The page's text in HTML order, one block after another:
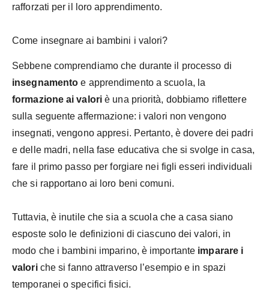
rafforzati per il loro apprendimento.
Come insegnare ai bambini i valori?
Sebbene comprendiamo che durante il processo di
insegnamento e apprendimento a scuola, la
formazione ai valori è una priorità, dobbiamo riflettere
sulla seguente affermazione: i valori non vengono
insegnati, vengono appresi. Pertanto, è dovere dei padri
e delle madri, nella fase educativa che si svolge in casa,
fare il primo passo per forgiare nei figli esseri individuali
che si rapportano ai loro beni comuni.
Tuttavia, è inutile che sia a scuola che a casa siano
esposte solo le definizioni di ciascuno dei valori, in
modo che i bambini imparino, è importante imparare i
valoriche si fanno attraverso l’esempio e in spazi
temporanei o specifici fisici.